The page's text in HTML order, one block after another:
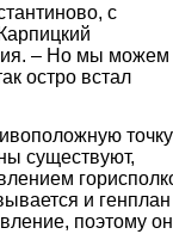
с
– Но мы можем
остро встал
точку
существуют,
и генплан
поэтому